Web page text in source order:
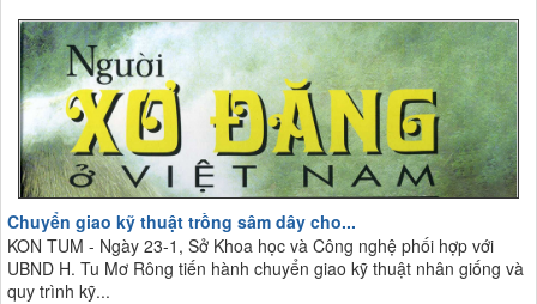
Chuyển giao kỹ thuật trồng sâm dây cho...
KON TUM - Ngày 23-1, Sở Khoa học và Công nghệ phối hợp với
UBND H. Tu Mơ Rông tiến hành chuyển giao kỹ thuật nhân giống và
quy trình kỹ...